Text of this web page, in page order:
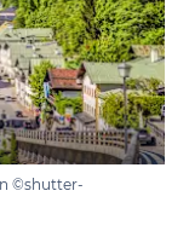
©shutter-